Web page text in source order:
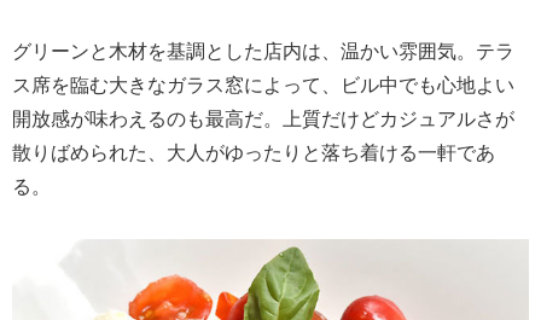
グリーンと木材を基調とした店内は、温かい雰囲気。テラ
ス席を臨む大きなガラス窓によって、ビル中でも心地よい
開放感が味わえるのも最高だ。上質だけどカジュアルさが
散りばめられた、大人がゆったりと落ち着ける一軒であ
る。